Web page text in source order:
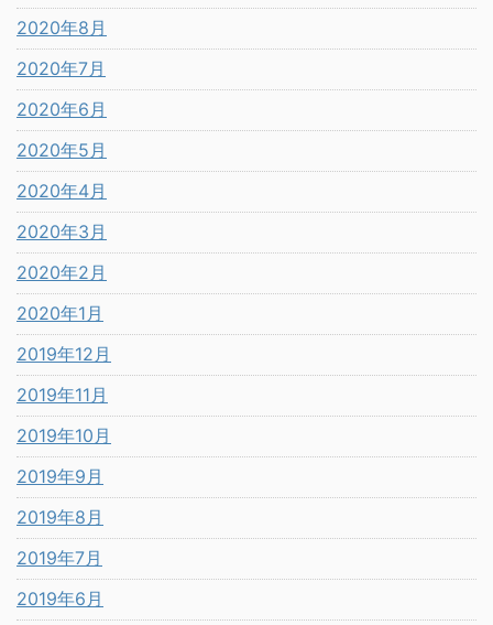
2020年8月
2020年7月
2020年6月
2020年5月
2020年4月
2020年3月
2020年2月
2020年1月
2019年12月
2019年11月
2019年10月
2019年9月
2019年8月
2019年7月
2019年6月